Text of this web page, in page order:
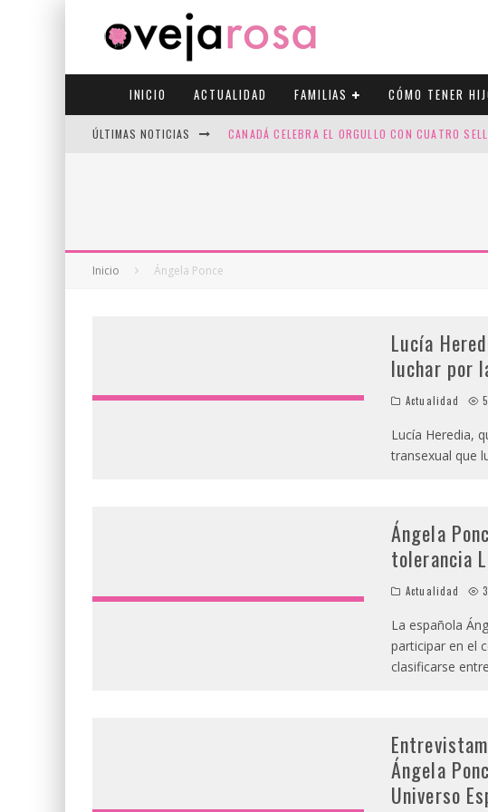
INICIO ACTUALIDAD FAMILIAS CÓMO TENER
ÚLTIMAS NOTICIAS CANADÁ CELEBRA EL ORGULLO CON CUATRO
ESPACIOS SEGUROS PARA LA EXPLORACIÓN: EL
Inicio Ángela Ponce
Lucía
luchar por
Actualidad
Lucía Heredia,
transexual que
Ángela
tolerancia
Actualidad
La española
participar en el
clasificarse entre
Ángela
Universo